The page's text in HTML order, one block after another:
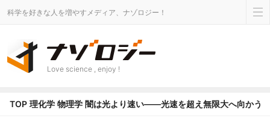
科学を好きな人を増やすメディア、ナゾロジー！
Love science , enjoy !
TOP 理化学 物理学 闇は光より速い――光速を超え無限大へ向かう